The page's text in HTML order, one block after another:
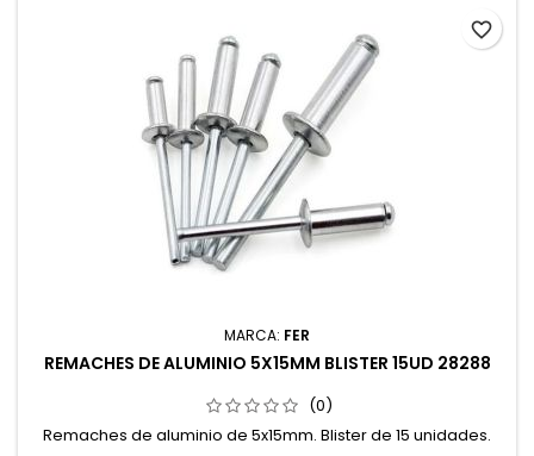
MARCA: FER
REMACHES DE ALUMINIO 5X15MM BLISTER 15UD 28288
(0)
Remaches de aluminio de 5x15mm. Blister de 15 unidades.
favorite_border